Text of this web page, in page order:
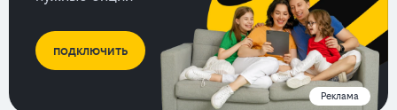
подключить
Реклама